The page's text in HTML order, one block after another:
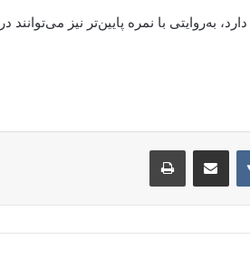
اختصاص دارد، به‌روایتی با نمره پایین‌تر نیز می‌توانند در
‫VKontakteاشتراک گذاری از طریق ایمیل چاپ